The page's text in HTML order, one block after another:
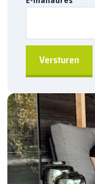
aanvraag
Eenvoudig te
Geschikt voor
grote projecten
A-kwaliteit
Bestel deKijlstra
kwaliteit en snelle